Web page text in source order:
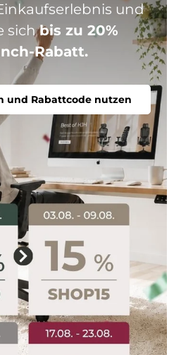
und
sichbis zu 20%
Rabatt.
und Rabattcode nutzen